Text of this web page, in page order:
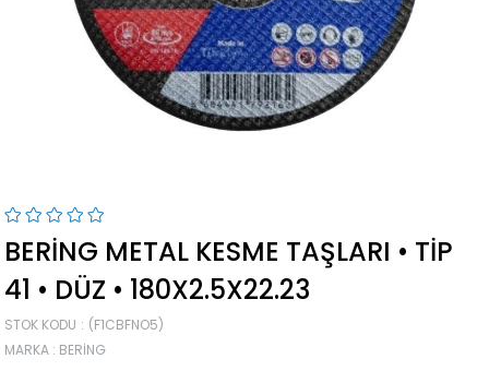
BERING METAL KESME TAŞLARI • TIP
41 • DÜZ • 180X2.5X22.23
STOK KODU
(F1CBFNO5)
MARKA : BERING